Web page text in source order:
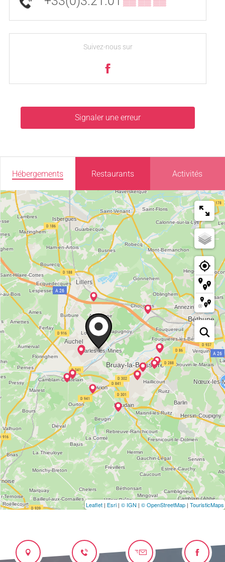
Suivez-nous sur
Signaler une erreur
Hébergements Restaurants Activités
Leaflet | Esri | © IGN | © OpenStreetMap | TouristicMaps